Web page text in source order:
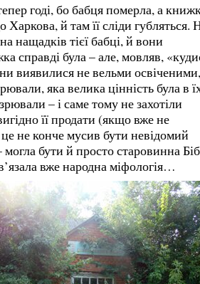
годі, бо бабця померла, а
Харкова, й там її сліди губляться.
нащадків тієї бабці, й вони
справді була – але, мовляв,
виявилися не вельми освіченими,
яка велика цінність була в
– і саме тому не захотіли
її продати (якщо вже не
не конче мусив бути невідомий
бути й просто старовинна
вже народна міфологія…